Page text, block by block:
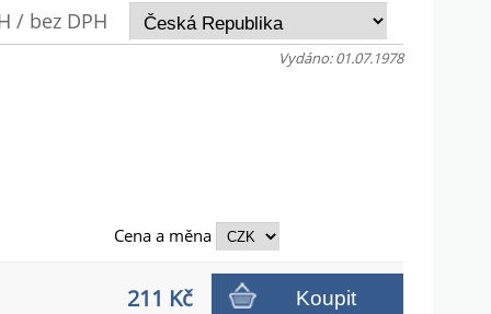
/ bez DPH
Vydáno: 01.07.1978
Cena a měna
211 Kč Koupit